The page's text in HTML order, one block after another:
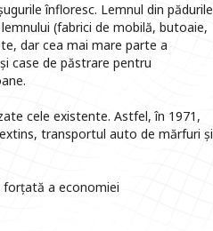
înfloresc. Lemnul din pădurile
(fabrici de mobilă, butoaie,
dar cea mai mare parte a
case de păstrare pentru
cele existente. Astfel, în 1971,
transportul auto de mărfuri și
forțată a economiei